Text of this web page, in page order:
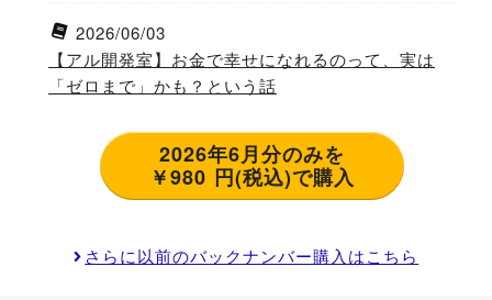
2026/06/03
【アル開発室】お金で幸せになれるのって、実は
「ゼロまで」かも？という話
2026年6月分のみを
￥980 円(税込)で購入
さらに以前のバックナンバー購入はこちら